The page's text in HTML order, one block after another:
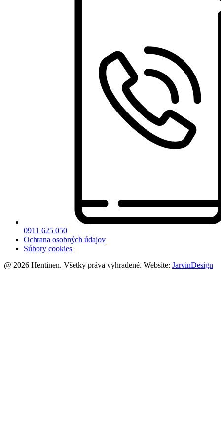
0911 625 050
Ochrana osobných údajov
Súbory cookies
@ 2026 Hentinen. Všetky práva vyhradené. Website: JarvinDesign